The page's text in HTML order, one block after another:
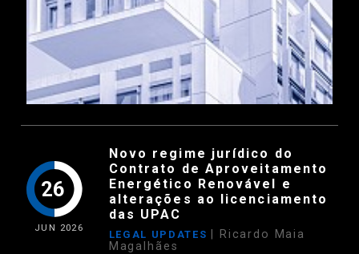
26
JUN 2026
Novo regime jurídico do
Contrato de Aproveitamento
Energético Renovável e
alterações ao licenciamento
das UPAC
LEGAL UPDATES
| Ricardo Maia
Magalhães